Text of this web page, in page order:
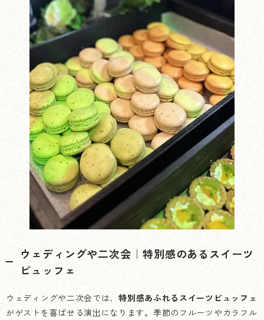
ウェディングや二次会｜特別感のあるスイーツ
ビュッフェ
ウェディングや二次会では、特別感あふれるスイーツビュッフェ
がゲストを喜ばせる演出になります。季節のフルーツやカラフル